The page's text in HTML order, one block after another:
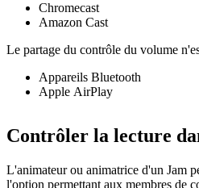
Chromecast
Amazon Cast
Le partage du contrôle du volume
Appareils Bluetooth
Apple AirPlay
Contrôler la lecture
L'animateur ou animatrice d'un Jam
l'option permettant aux membres de